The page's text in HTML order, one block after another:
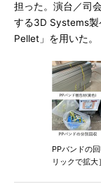
担った。演台／司
する3D Systems製
Pellet」を用いた。
PPバンドの
リックで拡